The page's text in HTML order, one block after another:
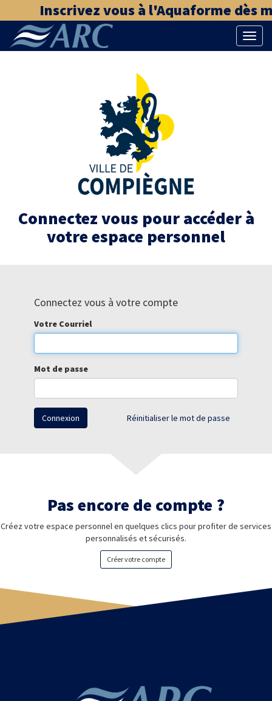
Inscrivez vous à l'Aquaforme dès
la
Connectez vous pour accéder à
votre espace personnel
Connectez vous à votre compte
Votre Courriel
Mot de passe
Réinitialiser le mot de passe
Connexion
Pas encore de compte ?
Créez votre espace personnel en quelques clics pour profiter de services
personnalisés et sécurisés.
Créer votre compte